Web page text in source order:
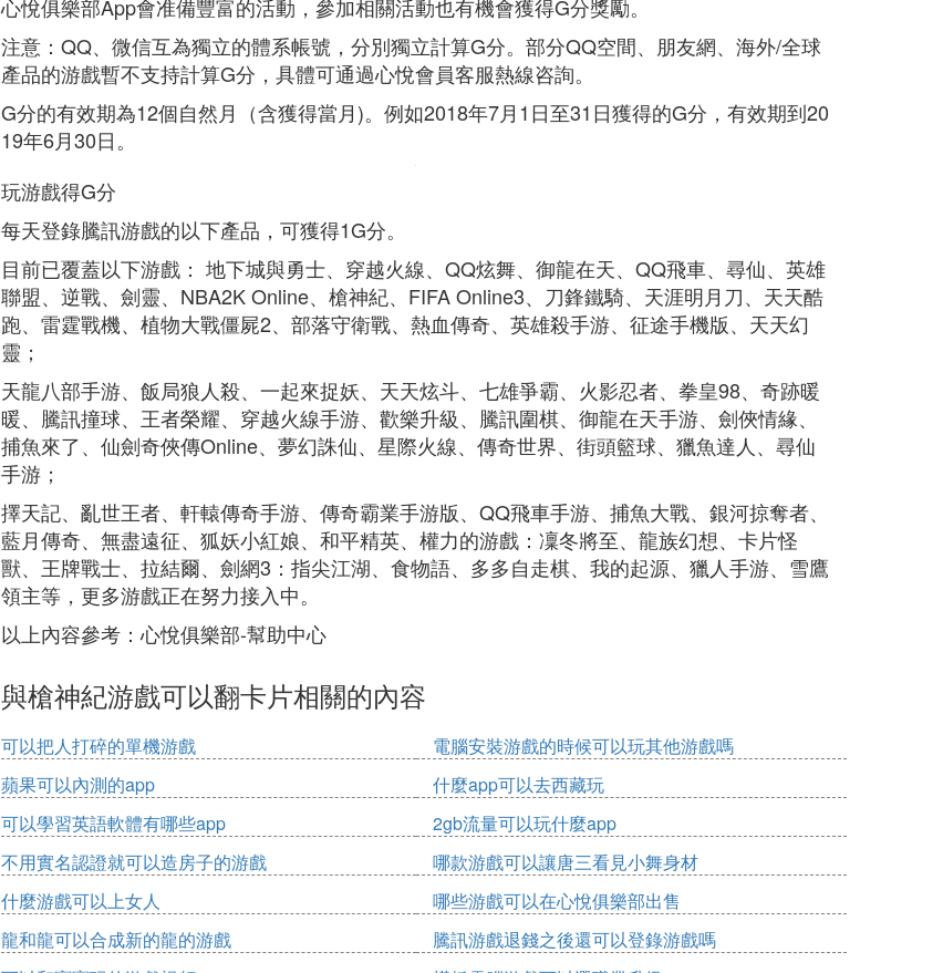
心悅俱樂部App會准備豐富的活動，參加相關活動也有機會獲得G分獎勵。
注意：QQ、微信互為獨立的體系帳號，分別獨立計算G分。部分QQ空間、朋友網、海外/全球
產品的游戲暫不支持計算G分，具體可通過心悅會員客服熱線咨詢。
G分的有效期為12個自然月（含獲得當月)。例如2018年7月1日至31日獲得的G分，有效期到20
19年6月30日。
玩游戲得G分
每天登錄騰訊游戲的以下產品，可獲得1G分。
目前已覆蓋以下游戲： 地下城與勇士、穿越火線、QQ炫舞、御龍在天、QQ飛車、尋仙、英雄
聯盟、逆戰、劍靈、NBA2K Online、槍神紀、FIFA Online3、刀鋒鐵騎、天涯明月刀、天天酷
跑、雷霆戰機、植物大戰僵屍2、部落守衛戰、熱血傳奇、英雄殺手游、征途手機版、天天幻
靈；
天龍八部手游、飯局狼人殺、一起來捉妖、天天炫斗、七雄爭霸、火影忍者、拳皇98、奇跡暖
暖、騰訊撞球、王者榮耀、穿越火線手游、歡樂升級、騰訊圍棋、御龍在天手游、劍俠情緣、
捕魚來了、仙劍奇俠傳Online、夢幻誅仙、星際火線、傳奇世界、街頭籃球、獵魚達人、尋仙
手游；
擇天記、亂世王者、軒轅傳奇手游、傳奇霸業手游版、QQ飛車手游、捕魚大戰、銀河掠奪者、
藍月傳奇、無盡遠征、狐妖小紅娘、和平精英、權力的游戲：凜冬將至、龍族幻想、卡片怪
獸、王牌戰士、拉結爾、劍網3：指尖江湖、食物語、多多自走棋、我的起源、獵人手游、雪鷹
領主等，更多游戲正在努力接入中。
以上內容參考：心悅俱樂部-幫助中心
與槍神紀游戲可以翻卡片相關的內容
可以把人打碎的單機游戲
電腦安裝游戲的時候可以玩其他游戲嗎
蘋果可以內測的app
什麼app可以去西藏玩
可以學習英語軟體有哪些app
2gb流量可以玩什麼app
不用實名認證就可以造房子的游戲
哪款游戲可以讓唐三看見小舞身材
什麼游戲可以上女人
哪些游戲可以在心悅俱樂部出售
龍和龍可以合成新的龍的游戲
騰訊游戲退錢之後還可以登錄游戲嗎